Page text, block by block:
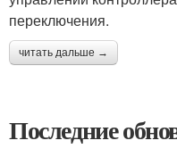
переключения.
читать дальше →
Последние